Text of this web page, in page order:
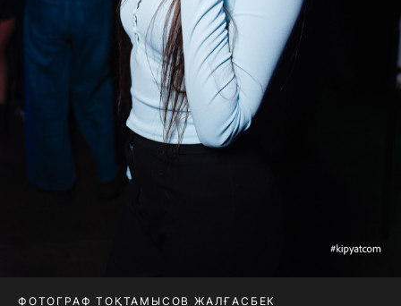
ФОТОГРАФ ТОҚТАМЫСОВ ЖАЛҒАСБЕК